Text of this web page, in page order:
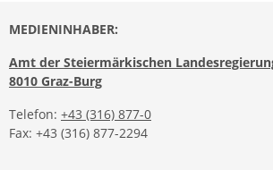
MEDIENINHABER:
Amt der Steiermärkischen
8010 Graz-Burg
Telefon: +43 (316) 877-0
Fax: +43 (316) 877-2294